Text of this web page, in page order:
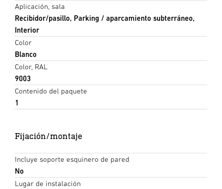
Aplicación, sala
Recibidor/pasillo, Parking / aparcamiento subterráneo,
Interior
Color
Blanco
Color, RAL
9003
Contenido del paquete
1
Fijación/montaje
Incluye soporte esquinero de pared
No
Lugar de instalación